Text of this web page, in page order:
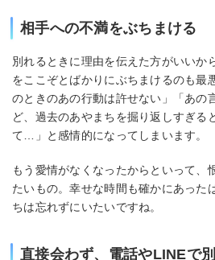
相手への不満をぶちまける
別れるときに理由を伝えた方がいいか
をここぞとばかりにぶちまけるのも最
のときのあの行動は許せない」「あの
ど、過去のあやまちを掘り返しすぎる
て…」と感情的になってしまいます。
もう愛情がなくなったからといって、
たいもの。幸せな時間も確かにあった
ちは忘れずにいたいですね。
直接会わず、電話やLINEで